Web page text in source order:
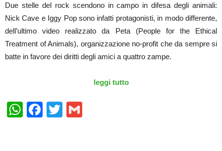
Due stelle del rock scendono in campo in difesa degli animali:
Nick Cave e Iggy Pop sono infatti protagonisti, in modo differente,
dell’ultimo video realizzato da Peta (People for the Ethical
Treatment of Animals), organizzazione no-profit che da sempre si
batte in favore dei diritti degli amici a quattro zampe.
leggi tutto
WhatsApp
Facebook
Twitter